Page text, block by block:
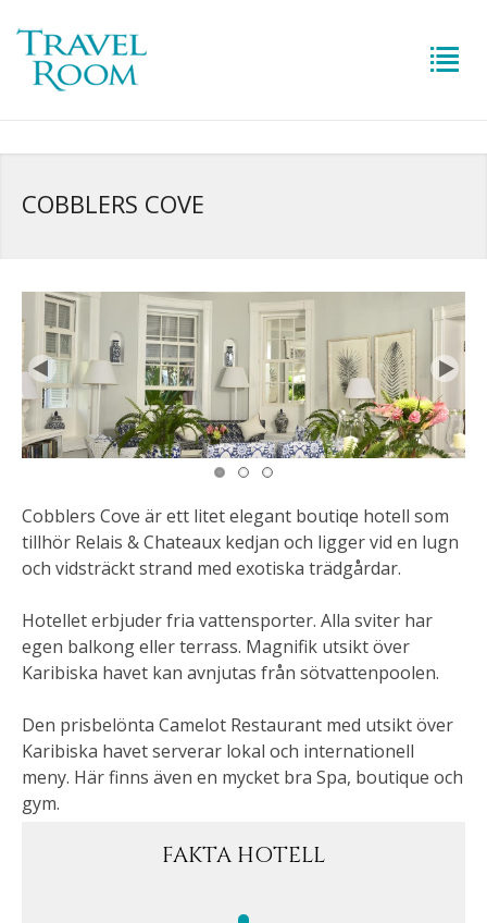
COBBLERS COVE
Cobblers Cove är ett litet elegant boutiqe hotell som
tillhör Relais & Chateaux kedjan och ligger vid en lugn
och vidsträckt strand med exotiska trädgårdar.
Hotellet erbjuder fria vattensporter. Alla sviter har
egen balkong eller terrass. Magnifik utsikt över
Karibiska havet kan avnjutas från sötvattenpoolen.
Den prisbelönta Camelot Restaurant med utsikt över
Karibiska havet serverar lokal och internationell
meny. Här finns även en mycket bra Spa, boutique och
gym.
FAKTA HOTELL